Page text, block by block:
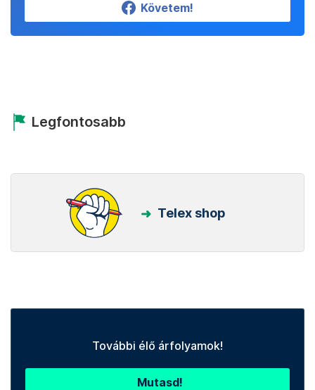
Követem!
Legfontosabb
Telex shop
További élő árfolyamok!
Mutasd!